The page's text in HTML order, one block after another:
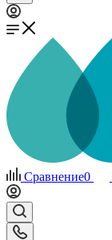
Сравнение0